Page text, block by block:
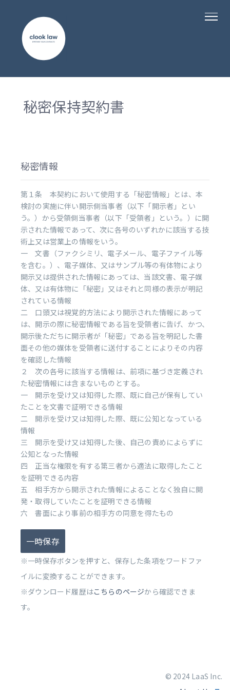
秘密保持契約書
秘密情報
第１条 本契約において使用する「秘密情報」とは、本
検討の実施に伴い開示側当事者（以下「開示者」とい
う。）から受領側当事者（以下「受領者」という。）に開
示された情報であって、次に各号のいずれかに該当する技
術上又は営業上の情報をいう。
一 文書（ファクシミリ、電子メール、電子ファイル等
を含む。）、電子媒体、又はサンプル等の有体物により
開示又は提供された情報にあっては、当該文書、電子媒
体、又は有体物に「秘密」又はそれと同様の表示が明記
されている情報
二 口頭又は視覚的方法により開示された情報にあって
は、開示の際に秘密情報である旨を受領者に告げ、かつ、
開示後ただちに開示者が「秘密」である旨を明記した書
面その他の媒体を受領者に送付することによりその内容
を確認した情報
２ 次の各号に該当する情報は、前項に基づき定義され
た秘密情報には含まないものとする。
一 開示を受け又は知得した際、既に自己が保有してい
たことを文書で証明できる情報
二 開示を受け又は知得した際、既に公知となっている
情報
三 開示を受け又は知得した後、自己の責めによらずに
公知となった情報
四 正当な権限を有する第三者から適法に取得したこと
を証明できる内容
五 相手方から開示された情報によることなく独自に開
発・取得していたことを証明できる情報
六 書面により事前の相手方の同意を得たもの
一時保存
※一時保存ボタンを押すと、保存した条項をワードファ
イルに変換することができます。
※ダウンロード履歴はこちらのページから確認できま
す。
© 2024 LaaS Inc.